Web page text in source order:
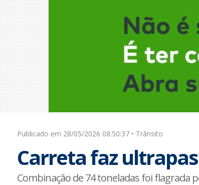
Publicado em 28/05/2026 08:50:37 • Trânsito
Carreta faz
Combinação de 74 toneladas foi flagrada